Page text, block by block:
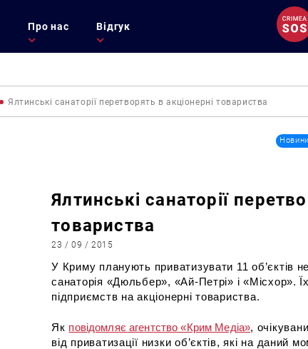
Про нас Відгук
Ялтинські санаторії перетворять в акціонерні товариства
Новини
Ялтинські санаторії
товариства
23 / 09 / 2015
У Криму планують приватизувати 11 об’єктів
санаторія «Дюльбер», «Ай-Петрі» і «Місхор».
підприємств на акціонерні товариства.
Як повідомляє агентство «Крим Медіа»,
від приватизації низки об’єктів, які на даний